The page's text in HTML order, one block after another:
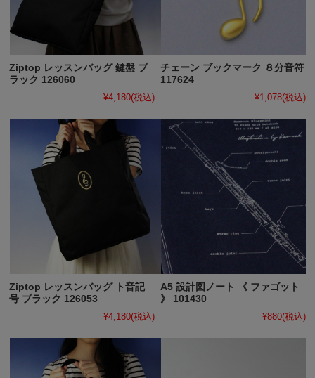
Ziptop レッスンバッグ 鍵盤 ブ
ラック 126060
¥4,180(税込)
チェーン ブックマーク ８分音符
117624
¥1,078(税込)
Ziptop レッスンバッグ ト音記
号 ブラック 126053
¥4,180(税込)
A5 設計図ノート 《 ファゴット
》 101430
¥880(税込)